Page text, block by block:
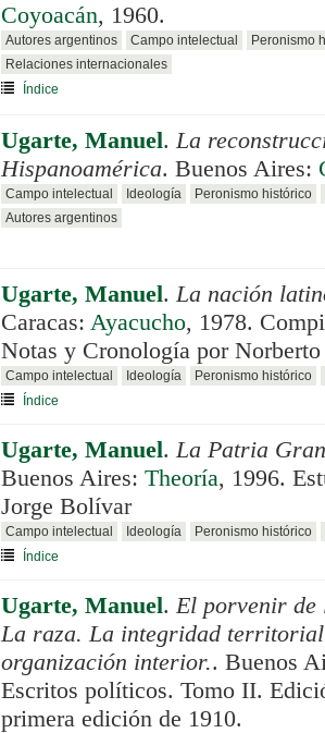
Coyoacán, 1960.
Autores argentinos Campo intelectual
Peronismo
Relaciones internacionales
Índice
Ugarte, Manuel. La
Hispanoamérica. Buenos Aires:
Campo intelectual Ideología
Peronismo histórico
Autores argentinos
Ugarte, Manuel. La nación
Caracas: Ayacucho, 1978.
Notas y Cronología por Norberto
Campo intelectual Ideología
Peronismo histórico
Índice
Ugarte, Manuel. La Patria
Buenos Aires: Theoría, 1996.
Jorge Bolívar
Campo intelectual Ideología
Peronismo histórico
Índice
Ugarte, Manuel. El porvenir de
La raza. La integridad
organización interior.. Buenos
Escritos políticos. Tomo II.
primera edición de 1910.